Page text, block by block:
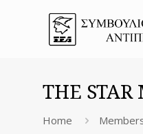
THE STAR
Home